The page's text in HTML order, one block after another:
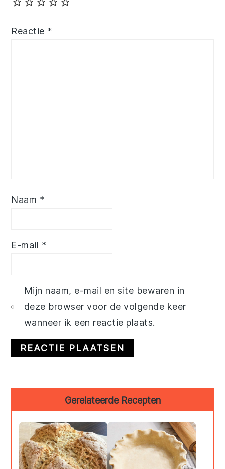
Reactie *
Naam *
E-mail *
Mijn naam, e-mail en site bewaren in
deze browser voor de volgende keer
wanneer ik een reactie plaats.
Sidebar
Gerelateerde Recepten